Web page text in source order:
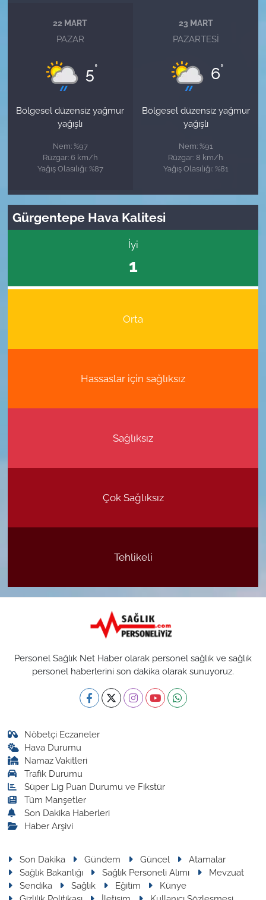
22 MART
PAZAR
5°
Bölgesel düzensiz yağmur
yağışlı
Nem: %97
Rüzgar: 6 km/h
Yağış Olasılığı: %87
23 MART
PAZARTESI
6°
Bölgesel düzensiz yağmur
yağışlı
Nem: %91
Rüzgar: 8 km/h
Yağış Olasılığı: %81
Gürgentepe Hava Kalitesi
İyi
1
Orta
Hassaslar için sağlıksız
Sağlıksız
Çok Sağlıksız
Tehlikeli
Personel Sağlık Net Haber olarak personel sağlık ve sağlık
personel haberlerini son dakika olarak sunuyoruz.
Nöbetçi Eczaneler
Hava Durumu
Namaz Vakitleri
Trafik Durumu
Süper Lig Puan Durumu ve Fikstür
Tüm Manşetler
Son Dakika Haberleri
Haber Arşivi
Son Dakika Gündem Güncel
Atamalar
Sağlık Bakanlığı
Sağlık Personeli Alımı
Mevzuat
Sendika
Sağlık Eğitim
Künye